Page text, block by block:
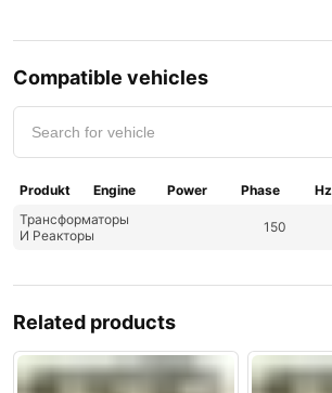
Compatible vehicles
Produkt Engine Power Phase Hz
Трансформаторы
И Реакторы
150
Related products